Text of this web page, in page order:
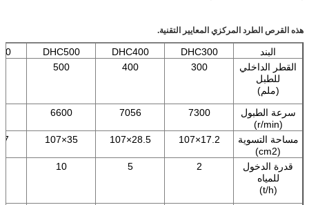
هذه القرص الطرد المركزي المعايير التقنية.
البند DHC300
DHC400
DHC500
القطر الداخلي
للطبل
(ملم)
300
400
500
سرعة الطبول
(r/min)
7300
7056
6600
مساحة التسوية
(cm2)
17.2×107
28.5×107
35×107
قدرة الدخول
للمياه
(t/h)
2
5
10